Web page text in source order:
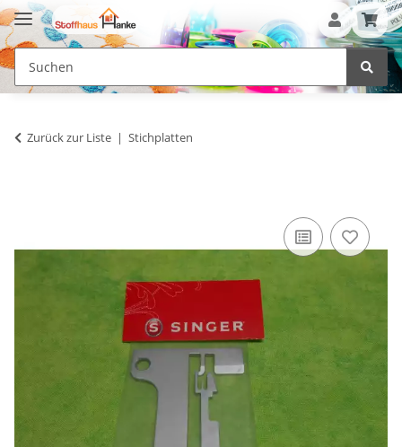
Zurück zur Liste Stichplatten